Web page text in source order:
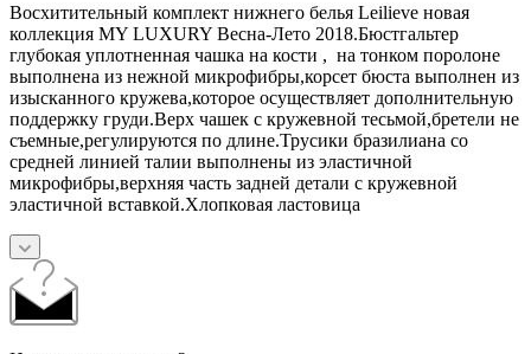
Восхитительный комплект нижнего белья Leilieve новая
коллекция MY LUXURY Весна-Лето 2018.Бюстгальтер
глубокая уплотненная чашка на кости , на тонком поролоне
выполнена из нежной микрофибры,корсет бюста выполнен из
изысканного кружева,которое осуществляет дополнительную
поддержку груди.Верх чашек с кружевной тесьмой,бретели не
съемные,регулируются по длине.Трусики бразилиана со
средней линией талии выполнены из эластичной
микрофибры,верхняя часть задней детали с кружевной
эластичной вставкой.Хлопковая ластовица